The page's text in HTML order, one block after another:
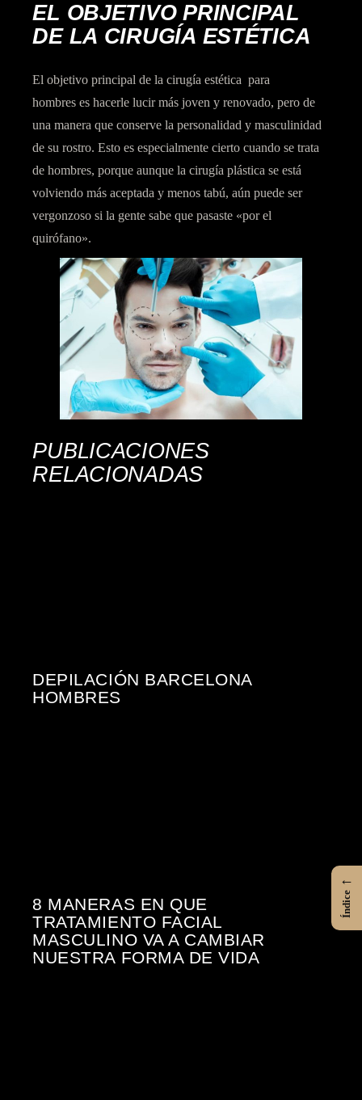
EL OBJETIVO PRINCIPAL
DE LA CIRUGÍA ESTÉTICA
El objetivo principal de la cirugía estética para
hombres es hacerle lucir más joven y renovado, pero de
una manera que conserve la personalidad y masculinidad
de su rostro. Esto es especialmente cierto cuando se trata
de hombres, porque aunque la cirugía plástica se está
volviendo más aceptada y menos tabú, aún puede ser
vergonzoso si la gente sabe que pasaste «por el
quirófano».
PUBLICACIONES
RELACIONADAS
DEPILACIÓN BARCELONA
HOMBRES
8 MANERAS EN QUE
TRATAMIENTO FACIAL
MASCULINO VA A CAMBIAR
NUESTRA FORMA DE VIDA
←
Índice